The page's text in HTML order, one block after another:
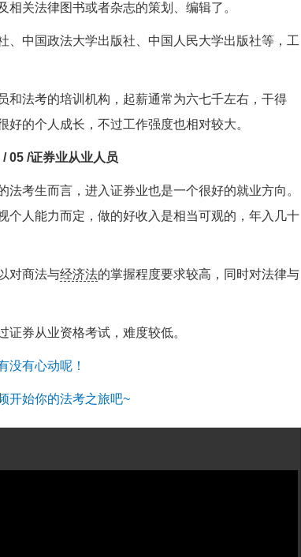
相关法律图书或者杂志的策划、编辑了。
、中国政法大学出版社、中国人民大学出版社等，工
和法考的培训机构，起薪通常为六七千左右，干得
的个人成长，不过工作强度也相对较大。
/ 05 /证券业从业人员
法考生而言，进入证券业也是一个很好的就业方向。
个人能力而定，做的好收入是相当可观的，年入几十
对商法与经济法的掌握程度要求较高，同时对法律与
证券从业资格考试，难度较低。
没有心动呢！
开始你的法考之旅吧~